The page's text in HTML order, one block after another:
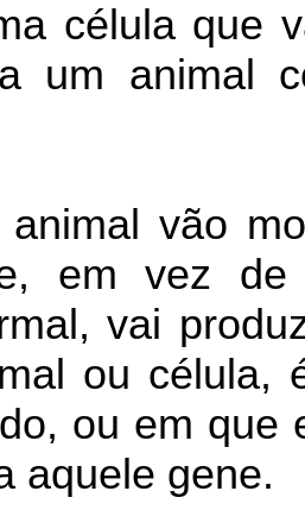
célula que
um animal
vão
em vez
vai
ou célula,
ou em que
aquele gene.